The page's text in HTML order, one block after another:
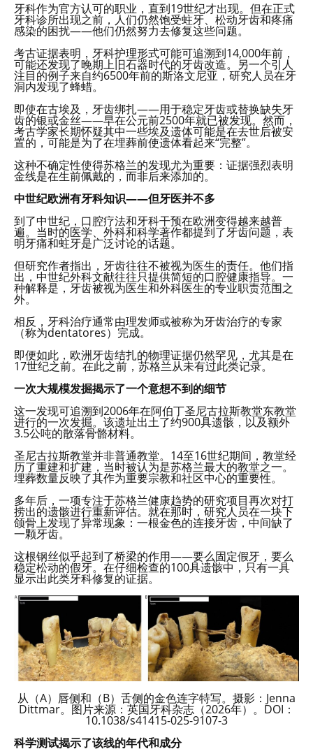
牙科作为官方认可的职业，直到19世纪才出现。但在正式
牙科诊所出现之前，人们仍然饱受蛀牙、松动牙齿和疼痛
感染的困扰——他们仍然努力去修复这些问题。
考古证据表明，牙科护理形式可能可追溯到14,000年前，
可能还发现了晚期上旧石器时代的牙齿改造。另一个引人
注目的例子来自约6500年前的斯洛文尼亚，研究人员在牙
洞内发现了蜂蜡。
即使在古埃及，牙齿绑扎——用于稳定牙齿或替换缺失牙
齿的银或金丝——早在公元前2500年就已被发现。然而，
考古学家长期怀疑其中一些埃及遗体可能是在去世后被安
置的，可能是为了在埋葬前使遗体看起来“完整”。
这种不确定性使得苏格兰的发现尤为重要：证据强烈表明
金线是在生前佩戴的，而非后来添加的。
中世纪欧洲有牙科知识——但牙医并不多
到了中世纪，口腔疗法和牙科干预在欧洲变得越来越普
遍。当时的医学、外科和科学著作都提到了牙齿问题，表
明牙痛和蛀牙是广泛讨论的话题。
但研究作者指出，牙齿往往不被视为医生的责任。他们指
出，中世纪外科文献往往只提供简短的口腔健康指导。一
种解释是，牙齿被视为医生和外科医生的专业职责范围之
外。
相反，牙科治疗通常由理发师或被称为牙齿治疗的专家
（称为dentatores）完成。
即便如此，欧洲牙齿结扎的物理证据仍然罕见，尤其是在
17世纪之前。在此之前，苏格兰从未有过此类记录。
一次大规模发掘揭示了一个意想不到的细节
这一发现可追溯到2006年在阿伯丁圣尼古拉斯教堂东教堂
进行的一次发掘。该遗址出土了约900具遗骸，以及额外
3.5公吨的散落骨骼材料。
圣尼古拉斯教堂并非普通教堂。14至16世纪期间，教堂经
历了重建和扩建，当时被认为是苏格兰最大的教堂之一。
埋葬数量反映了其作为重要宗教和社区中心的重要性。
多年后，一项专注于苏格兰健康趋势的研究项目再次对打
捞出的遗骸进行重新评估。就在那时，研究人员在一块下
颌骨上发现了异常现象：一根金色的连接牙齿，中间缺了
一颗牙齿。
这根钢丝似乎起到了桥梁的作用——要么固定假牙，要么
稳定松动的假牙。在仔细检查的100具遗骸中，只有一具
显示出此类牙科修复的证据。
从（A）唇侧和（B）舌侧的金色连字特写。摄影：Jenna
Dittmar。图片来源：英国牙科杂志（2026年）。DOI：
10.1038/s41415-025-9107-3
科学测试揭示了该线的年代和成分